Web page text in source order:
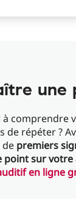
comprendre
répéter ?
de premiers
point sur
en ligne